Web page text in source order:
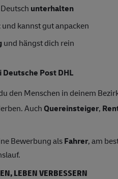
unterhalten
und kannst gut anpacken
und hängst dich rein
Post DHL
den Menschen in deinem
AuchQuereinsteiger,
Bewerbung alsFahrer, am
LEBEN VERBESSERN